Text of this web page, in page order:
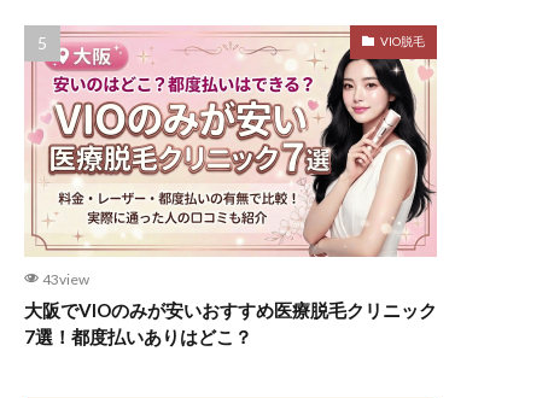
VIO脱毛
43view
大阪でVIOのみが安いおすすめ医療脱毛クリニック
7選！都度払いありはどこ？